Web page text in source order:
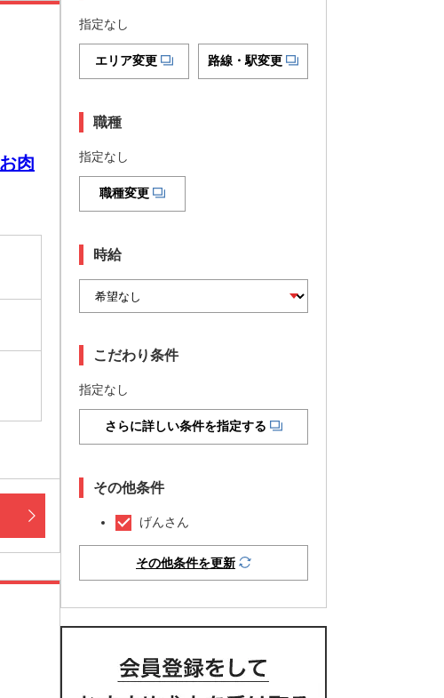
肉
指定なし
エリア変更 路線・駅変更
職種
指定なし
職種変更
時給
こだわり条件
指定なし
さらに詳しい条件を指定する
その他条件
げんさん
その他条件を更新